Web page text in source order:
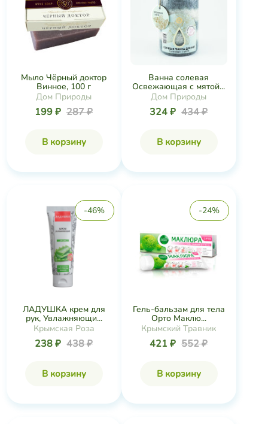
Мыло Чёрный доктор
Винное, 100 г
Дом Природы
199 ₽ 287 ₽
В корзину
Ванна солевая
Освежающая с мятой...
Дом Природы
324 ₽ 434 ₽
В корзину
-46%
ЛАДУШКА крем для
рук, Увлажняющи...
Крымская Роза
238 ₽ 438 ₽
В корзину
-24%
Гель-бальзам для тела
Орто Маклю...
Крымский Травник
421 ₽ 552 ₽
В корзину